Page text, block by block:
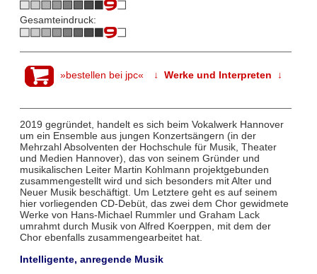
Gesamteindruck:
»bestellen bei jpc« ↓ Werke und Interpreten ↓
2019 gegründet, handelt es sich beim Vokalwerk Hannover
um ein Ensemble aus jungen Konzertsängern (in der
Mehrzahl Absolventen der Hochschule für Musik, Theater
und Medien Hannover), das von seinem Gründer und
musikalischen Leiter Martin Kohlmann projektgebunden
zusammengestellt wird und sich besonders mit Alter und
Neuer Musik beschäftigt. Um Letztere geht es auf seinem
hier vorliegenden CD-Debüt, das zwei dem Chor gewidmete
Werke von Hans-Michael Rummler und Graham Lack
umrahmt durch Musik von Alfred Koerppen, mit dem der
Chor ebenfalls zusammengearbeitet hat.
Intelligente, anregende Musik